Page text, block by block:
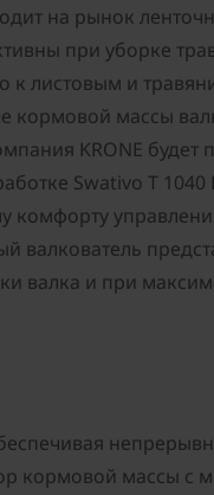
на рынок
при уборке
листовым и
массы
KRONE будет
Swativo T
валкователь
валка и при
кормовой массы с